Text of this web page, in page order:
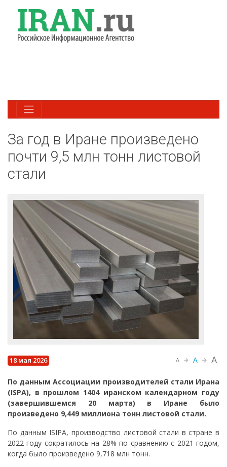
За год в Иране произведено
почти 9,5 млн тонн листовой
стали
18 мая 2026 A A A
По данным Ассоциации производителей стали Ирана
(ISPA), в прошлом 1404 иранском календарном году
(завершившемся 20 марта) в Иране было
произведено 9,449 миллиона тонн листовой стали.
По данным ISIPA, производство листовой стали в стране в
2022 году сократилось на 28% по сравнению с 2021 годом,
когда было произведено 9,718 млн тонн.